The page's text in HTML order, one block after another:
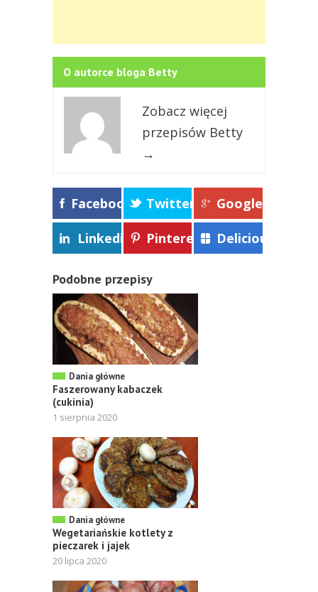
O autorce bloga Betty
Zobacz więcej
przepisów Betty
→
Facebook Twitter Google+
Linkedin Pinterest Delicious
Podobne przepisy
Dania główne
Faszerowany kabaczek
(cukinia)
1 sierpnia 2020
Dania główne
Wegetariańskie kotlety z
pieczarek i jajek
20 lipca 2020